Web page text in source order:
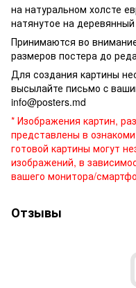
на натуральном холсте
натянутое на
Принимаются во
размеров постера до
Для создания картины
высылайте письмо c
info@posters.md
* Изображения картин,
представлены в
готовой картины могут
изображений, в
вашего монитора/
Отзывы